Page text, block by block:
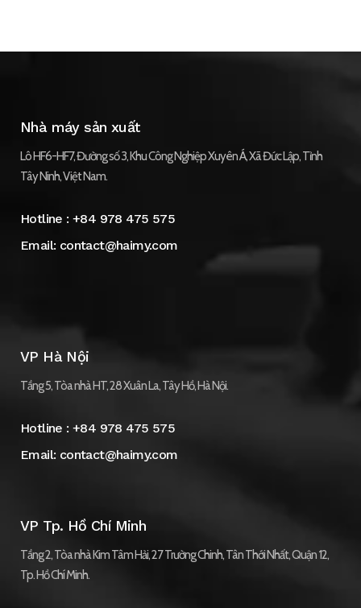
Nhà máy sản xuất
Lô HF6-HF7, Đường số 3, Khu Công Nghiệp Xuyên Á, Xã Đức Lập, Tỉnh
Tây Ninh, Việt Nam.
Hotline :+84 978 475 575
Email: contact@haimy.com
VP Hà Nội
Tầng 5, Tòa nhà HT, 28 Xuân La, Tây Hồ, Hà Nội.
Hotline :+84 978 475 575
Email: contact@haimy.com
VP Tp. Hồ Chí Minh
Tầng 2, Tòa nhà Kim Tâm Hải, 27 Trường Chinh, Tân Thới Nhất, Quận 12,
Tp. Hồ Chí Minh.